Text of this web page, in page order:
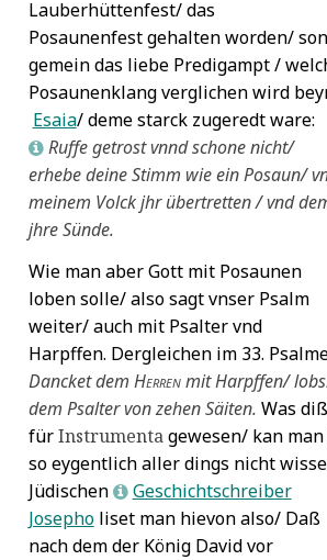
Lauberhüttenfest/ das
Posaunenfest gehalten worden/
gemein das liebe Predigampt /
Posaunenklang verglichen wird
Esaia/ demestarck zugeredt ware:
L Ruffe getrost vnnd schone nicht/
erhebe deine Stimm wie ein Posaun/
meinem Volck jhr übertretten / vnd
jhre Sünde.
Wie man aber Gott mit Posaunen
loben solle/ also sagt vnser Psalm
weiter/ auch mit Psalter vnd
Harpffen. Dergleichen im 33.
Dancket dem Herrenmit Harpffen/
dem Psalter von zehen Säiten. Was
fürInstrumentagewesen/ kan
so eygentlich aller dings nicht
Jüdischen L Geschichtschreiber
Josepholiset man hievon also/ Daß
nach dem der König David vor